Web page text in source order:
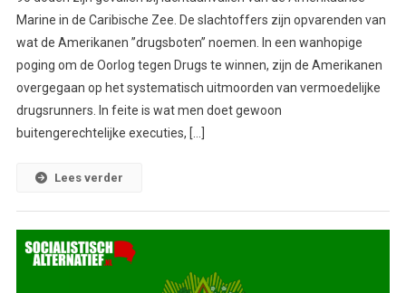
Marine in de Caribische Zee. De slachtoffers zijn opvarenden van
wat de Amerikanen ’’drugsboten’’ noemen. In een wanhopige
poging om de Oorlog tegen Drugs te winnen, zijn de Amerikanen
overgegaan op het systematisch uitmoorden van vermoedelijke
drugsrunners. In feite is wat men doet gewoon
buitengerechtelijke executies, […]
Lees verder